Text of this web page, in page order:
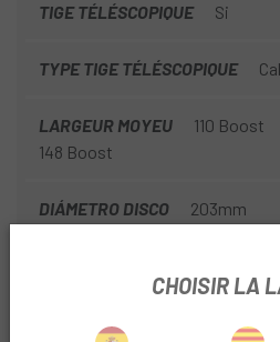
TIGE TÉLÉSCOPIQUE Si
TYPE TIGE TÉLÉSCOPIQUE
LARGEUR MOYEU
110 Boost
148 Boost
DIÁMETRO DISCO 203mm
CHOISIR LA